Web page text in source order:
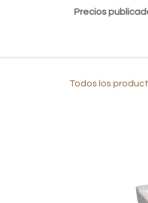
Precios
Todos los